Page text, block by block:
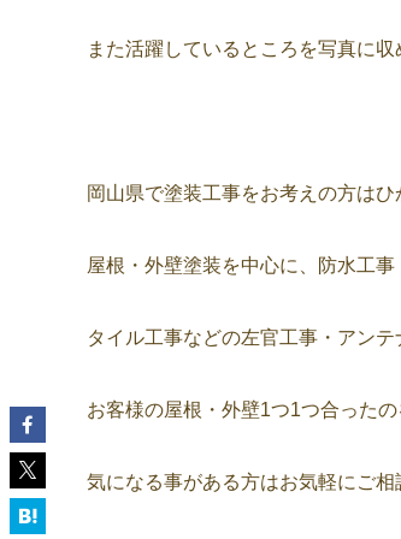
また活躍しているところを写真に収
岡山県で塗装工事をお考えの方は
屋根・外壁塗装を中心に、防水工
タイル工事などの左官工事・アン
お客様の屋根・外壁1つ1つ合った
気になる事がある方はお気軽にご相